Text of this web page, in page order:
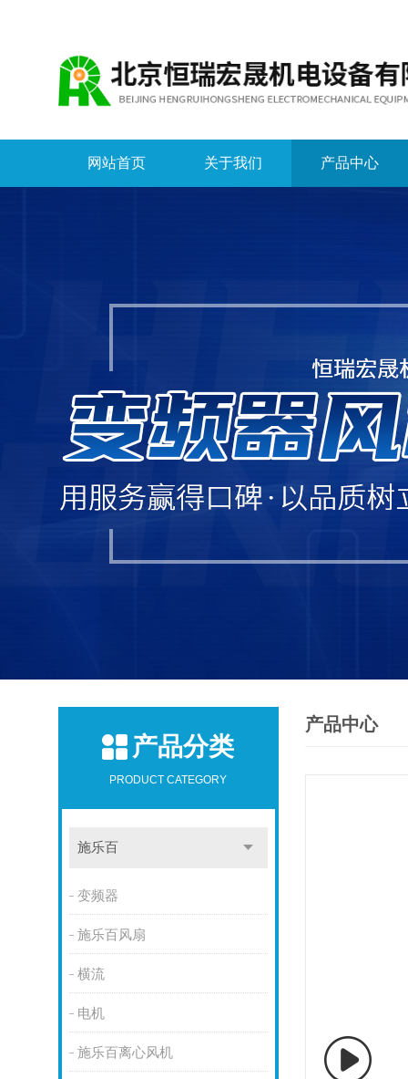
网站首页 关于我们 产品中心
产品分类
PRODUCT CATEGORY
施乐百
变频器
施乐百风扇
横流
电机
施乐百离心风机
产品中心